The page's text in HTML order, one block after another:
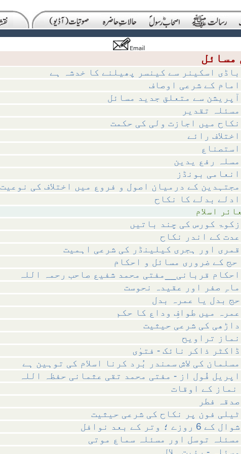
باڈی اسکینر سے کینسر پھیلنے کا خدشہ ہے
امام کے شرعی اوصاف
آپریشن سے متعلق جدید مسائل
مسئلہ تقدیر
نکاح میں اجازت ولی کی حکمت
اختلاف رائے
استصناع
مسلہ رفع یدین
انعامی بونڈز
مجتہدین کے درمیان اصول و فروع میں اختلاف کی نوعیت
ادلے بدلے کا نکاح
زکوۃ کورس کی چند باتیں
عدت کے اندر نکاح
قمری اور ہجری کیلینڈر کی شرعی اہمیت
احکام قربانی__مفتی محمد شفیع صاحب رحمہ اللہ
ماہِ صفر اور عقیدہ نحوست
حج بدل یا عمرہ بدل
عمرہ میں طوافِ وداع کا حکم
داڑھی کی شرعی حیثیت
نماز تراویح
ڈاکٹر ذاکر نائک - فتوٰی
مسلمان کی لاش سمندر بُرد کرنا اسلام کی توہین ہے
اپریل فُول از - مفتی محمد تقی عثمانی حفظہ اللہ
صدقہ فطر
ٹیلی فون پر نکاح کی شرعی حیثیت
شوال کے 6 روزے ؛ وتر کے بعد نوافل
مسئلہ توسل اور مسئلہ سماع موتی
مسئلہ - رؤیت ہلال